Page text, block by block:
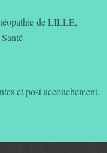
mutuellement et
rationnel est fonde
le concept
en 1987 lors de la
de LILLE,
et post accouchement,